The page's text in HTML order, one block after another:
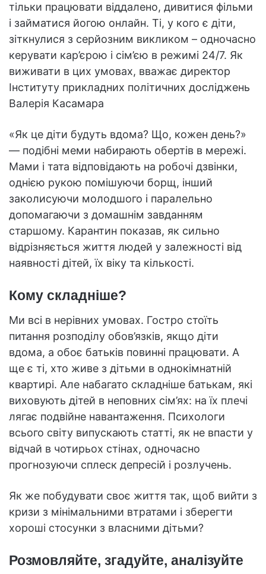
тільки працювати віддалено, дивитися фільми
і займатися йогою онлайн. Ті, у кого є діти,
зіткнулися з серйозним викликом – одночасно
керувати кар’єрою і сім’єю в режимі 24/7. Як
виживати в цих умовах, вважає директор
Інституту прикладних політичних досліджень
Валерія Касамара
«Як це діти будуть вдома? Що, кожен день?»
— подібні меми набирають обертів в мережі.
Мами і тата відповідають на робочі дзвінки,
однією рукою помішуючи борщ, інший
заколисуючи молодшого і паралельно
допомагаючи з домашнім завданням
старшому. Карантин показав, як сильно
відрізняється життя людей у залежності від
наявності дітей, їх віку та кількості.
Кому складніше?
Ми всі в нерівних умовах. Гостро стоїть
питання розподілу обов’язків, якщо діти
вдома, а обоє батьків повинні працювати. А
ще є ті, хто живе з дітьми в однокімнатній
квартирі. Але набагато складніше батькам, які
виховують дітей в неповних сім’ях: на їх плечі
лягає подвійне навантаження. Психологи
всього світу випускають статті, як не впасти у
відчай в чотирьох стінах, одночасно
прогнозуючи сплеск депресій і розлучень.
Як же побудувати своє життя так, щоб вийти з
кризи з мінімальними втратами і зберегти
хороші стосунки з власними дітьми?
Розмовляйте, згадуйте, аналізуйте